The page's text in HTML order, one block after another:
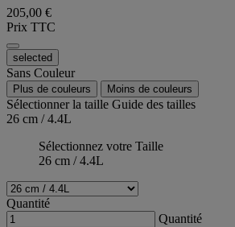
205,00 €
Prix TTC
selected
Sans Couleur
Plus de couleurs Moins de couleurs
Sélectionner la taille Guide des tailles
26 cm / 4.4L
Sélectionnez votre Taille
26 cm / 4.4L
Quantité
Quantité